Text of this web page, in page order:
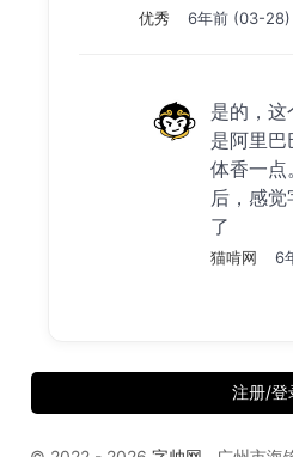
注册/登
优秀 6年前 (03-28)
是的，
是阿里巴
体香一点
后，感
了
猫啃网 6